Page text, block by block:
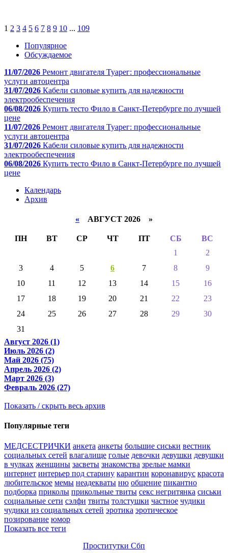
1 2 3 4 5 6 7 8 9 10 ... 109
Популярное
Обсуждаемое
11/07/2026 Ремонт двигателя Туарег: профессиональные
услуги автоцентра
31/07/2026 Кабели силовые купить для надежности
электрообеспечения
06/08/2026 Купить тесто Фило в Санкт-Петербурге по лучшей
цене
11/07/2026 Ремонт двигателя Туарег: профессиональные
услуги автоцентра
31/07/2026 Кабели силовые купить для надежности
электрообеспечения
06/08/2026 Купить тесто Фило в Санкт-Петербурге по лучшей
цене
Календарь
Архив
« АВГУСТ 2026 »
ПН ВТ СР ЧТ ПТ СБ
ВС
1
2
3
4 5 6 7 8
9
10
11 12 13 14 15
16
17
18 19 20 21 22
23
24
25 26 27 28 29
30
31
Август 2026 (1)
Июль 2026 (2)
Май 2026 (75)
Апрель 2026 (2)
Март 2026 (3)
Февраль 2026 (27)
Показать / скрыть весь архив
Популярные теги
МЕДСЕСТРИЧКИ анкета анкеты большие сиськи вестник
социальных сетей влагалище голые девочки девушки девушки
в чулках женщины засветы знакомства зрелые мамки
интернет интерьер под старину карантин коронавирус красота
любительское мемы неадекваты ню общение пикантно
подборка приколы прикольные твиты секс негритянка сиськи
социальные сети сэлфи твиты толстушки частное чудики
чудики из социальных сетей эротика эротическое
позирование юмор
Показать все теги
Проститутки Сбп